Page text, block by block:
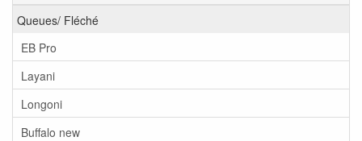
Queues/ Fléché
EB Pro
Layani
Longoni
Buffalo new